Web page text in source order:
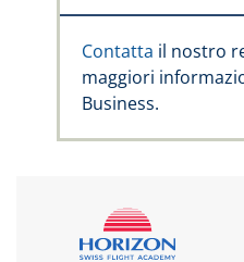
Contatta il nostro
maggiori
Business.